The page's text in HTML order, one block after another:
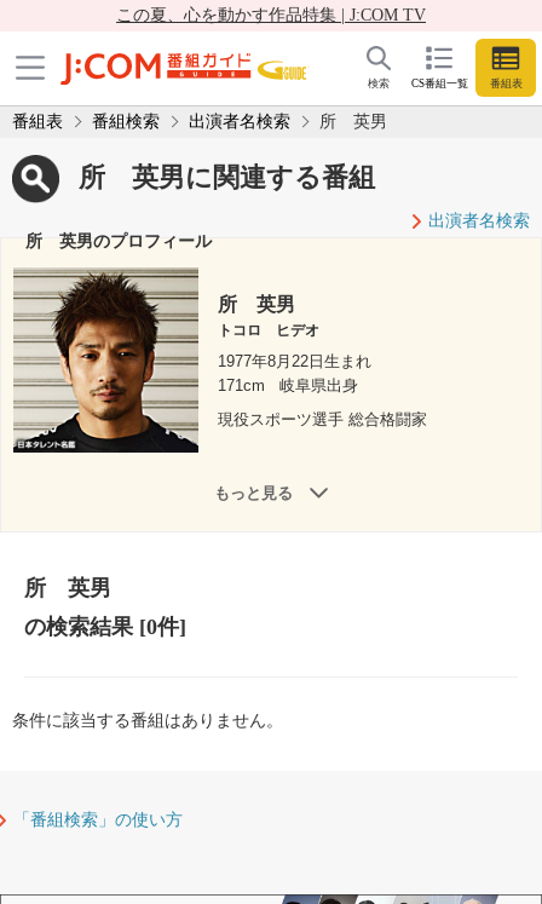
この夏、心を動かす作品特集 | J:COM TV
CS番組一覧 番組表
検索
番組表 番組検索 出演者名検索 所 英男
所 英男に関連する番組
出演者名検索
所 英男のプロフィール
所 英男
トコロ ヒデオ
1977年8月22日生まれ
171cm
岐阜県出身
現役スポーツ選手 総合格闘家
もっと見る
所 英男
の検索結果[0件]
条件に該当する番組はありません。
「番組検索」の使い方